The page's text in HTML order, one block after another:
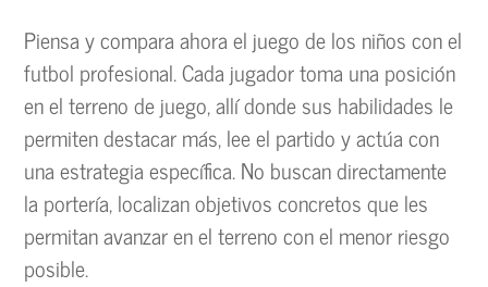
Piensa y compara ahora el juego de los niños con el
futbol profesional. Cada jugador toma una posición
en el terreno de juego, allí donde sus habilidades le
permiten destacar más, lee el partido y actúa con
una estrategia específica. No buscan directamente
la portería, localizan objetivos concretos que les
permitan avanzar en el terreno con el menor riesgo
posible.